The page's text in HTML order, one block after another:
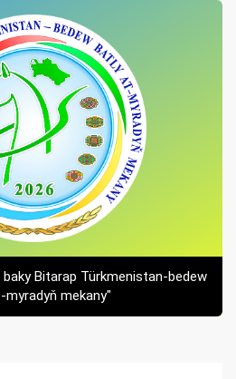
baky Bitarap Türkmenistan-bedew
mekany"